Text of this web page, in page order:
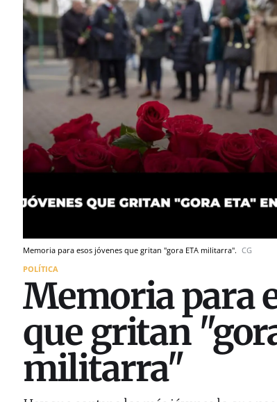
Memoria para esos jóvenes que gritan "gora ETA militarra". CG
POLÍTICA
Memoria para
que gritan
militarra"